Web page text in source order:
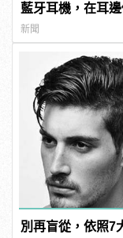
藍牙耳機，在耳
新聞
別再盲從，依照7